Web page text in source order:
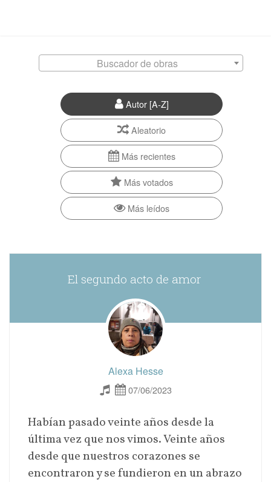
Buscador de obras
Autor [A-Z]
Aleatorio
Más recientes
Más votados
Más leídos
El segundo acto de amor
Alexa Hesse
07/06/2023
Habían pasado veinte años desde la
última vez que nos vimos. Veinte años
desde que nuestros corazones se
encontraron y se fundieron en un abrazo